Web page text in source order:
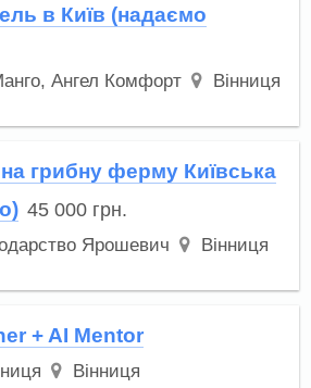
в Київ (надаємо
Ангел Комфорт Вінниця
грибну ферму Київська
45 000 грн.
Ярошевич Вінниця
+ AI Mentor
Вінниця